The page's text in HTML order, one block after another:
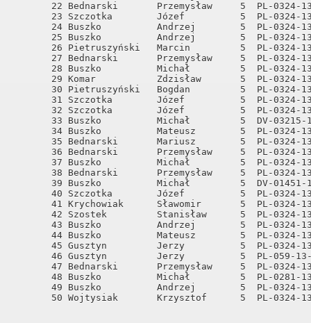
22 Bednarski
23 Szczotka
24 Buszko
25 Buszko
26 Pietruszyński
27 Bednarski
28 Buszko
29 Komar
30 Pietruszyński
31 Szczotka
32 Szczotka
33 Buszko
34 Buszko
35 Bednarski
36 Bednarski
37 Buszko
38 Bednarski
39 Buszko
40 Szczotka
41 Krychowiak
42 Szostek
43 Buszko
44 Buszko
45 Gusztyn
46 Gusztyn
47 Bednarski
48 Buszko
49 Buszko
50 Wojtysiak       Krzysztof      5  PL-0324-